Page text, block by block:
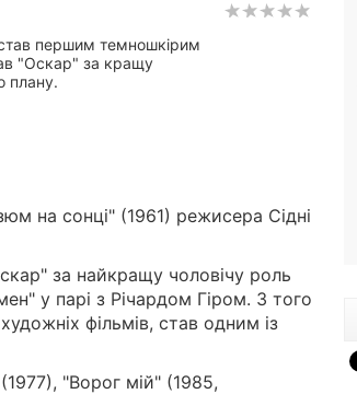
першим темношкірим
"Оскар" за кращу
плану.
на сонці" (1961) режисера Сідні
за найкращу чоловічу роль
у парі з Річардом Гіром. З того
фільмів, став одним із
"Ворог мій" (1985,
1960, 66 років